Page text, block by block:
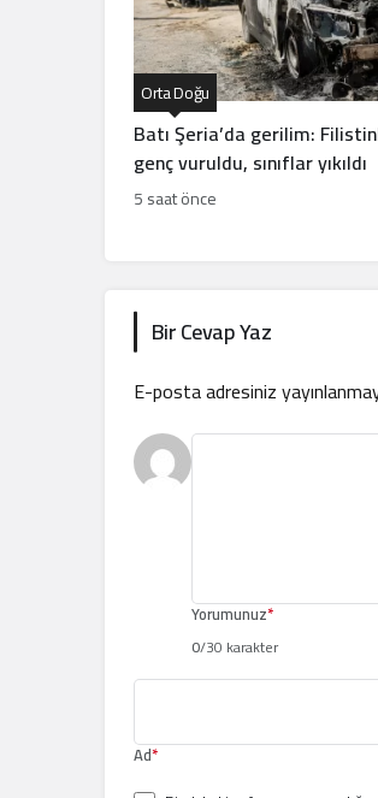
Batı Şeria’da gerilim:
genç vuruldu, sınıflar yıkıldı
Orta Doğu
5 saat önce
Bir Cevap Yaz
E-posta adresiniz
Yorumunuz*
0/30 karakter
Ad*